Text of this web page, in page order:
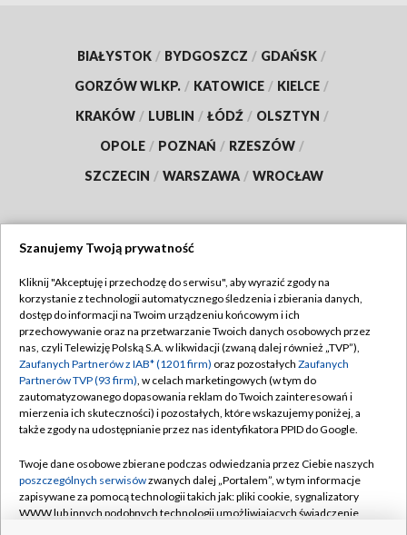
BIAŁYSTOK / BYDGOSZCZ / GDAŃSK /
GORZÓW WLKP. / KATOWICE / KIELCE /
KRAKÓW / LUBLIN / ŁÓDŹ / OLSZTYN /
OPOLE / POZNAŃ / RZESZÓW /
SZCZECIN / WARSZAWA / WROCŁAW
TVP
Abonament TVP
Emisja w TVP
Centrum informacji TVP
Naziemna Telewizja Cyfrowa
Rada Programowa
System NOS
Regulamin TVP
Polityka prywatności
Moje zgody
Pomoc
Kontakt
Szanujemy Twoją prywatność
Kliknij "Akceptuję i przechodzę do serwisu", aby wyrazić zgody na
korzystanie z technologii automatycznego śledzenia i zbierania danych,
dostęp do informacji na Twoim urządzeniu końcowym i ich
przechowywanie oraz na przetwarzanie Twoich danych osobowych przez
nas, czyli Telewizję Polską S.A. w likwidacji (zwaną dalej również „TVP”),
Zaufanych Partnerów z IAB* (1201 firm) oraz pozostałych Zaufanych
Partnerów TVP (93 firm), w celach marketingowych (w tym do
zautomatyzowanego dopasowania reklam do Twoich zainteresowań i
mierzenia ich skuteczności) i pozostałych, które wskazujemy poniżej, a
także zgody na udostępnianie przez nas identyfikatora PPID do Google.
Twoje dane osobowe zbierane podczas odwiedzania przez Ciebie naszych
poszczególnych serwisówzwanych dalej „Portalem”, w tym informacje
zapisywane za pomocą technologii takich jak: pliki cookie, sygnalizatory
WWW lub innych podobnych technologii umożliwiających świadczenie